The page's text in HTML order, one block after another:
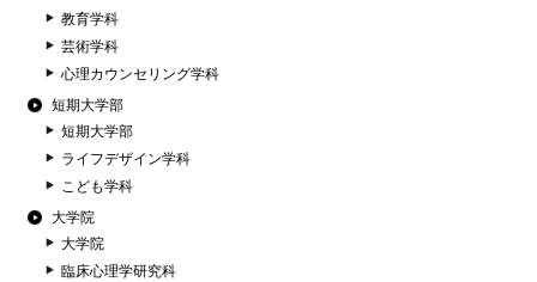
教育学科
芸術学科
心理カウンセリング学科
短期大学部
短期大学部
ライフデザイン学科
こども学科
大学院
大学院
臨床心理学研究科